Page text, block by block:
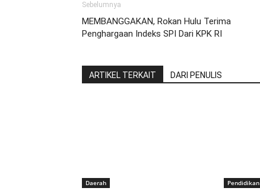
Sebelumnya
MEMBANGGAKAN, Rokan Hulu Terima
Penghargaan Indeks SPI Dari KPK RI
ARTIKEL TERKAIT DARI PENULIS
Daerah Pendidikan